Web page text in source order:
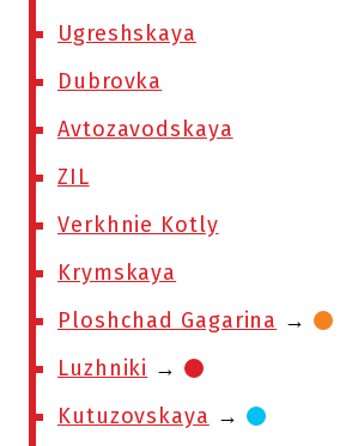
Ugreshskaya
Dubrovka
Avtozavodskaya
ZIL
Verkhnie Kotly
Krymskaya
Ploshchad Gagarina →
Luzhniki →
Kutuzovskaya →